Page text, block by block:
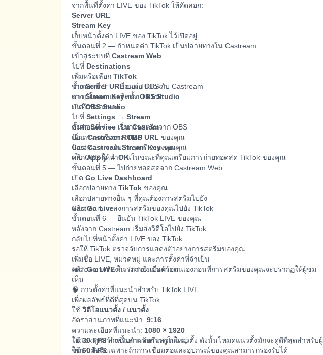
จากพื้นที่ตั้งค่า LIVE ของ TikTok ให้คัดลอก:
Server URL
Stream Key
เก็บหน้าตั้งค่า LIVE ของ TikTok ไว้เปิดอยู่
ขั้นตอนที่ 2 — กำหนดค่า TikTok เป็นปลายทางใน Castream
เข้าสู่ระบบที่ Castream Web
ไปที่ Destinations
เพิ่มหรือเลือก TikTok
วางServer URLของ TikTok
วางStream Keyของ TikTok
บันทึกปลายทาง
ขั้นตอนที่ 3 — เชื่อมต่อ OBS กับ Castream
ดาวน์โหลดและติดตั้งOBS Studio
เปิดOBS Studio
ไปที่ Settings → Stream
ตั้งค่าService เป็นCustom
ป้อนCastream RTMP URL ของคุณ
ป้อนCastream Stream Keyของคุณ
คลิกApply → OK
ขั้นตอนที่ 4 — เริ่มการสตรีมจาก OBS
เริ่มการสตรีมจากOBS
Castream จะรับการสตรีมของคุณ
เก็บ OBS ให้ทำงานในขณะที่คุณเตรียมการถ่ายทอดสด TikTok ของคุณ
ขั้นตอนที่ 5 — ไปถ่ายทอดสดจาก Castream Web
เปิด Go Live Dashboard
เลือกปลายทาง TikTok ของคุณ
เลือกปลายทางอื่น ๆ ที่คุณต้องการสตรีมไปยัง
คลิกGo Live
Castream จะส่งการสตรีมของคุณไปยัง TikTok
ขั้นตอนที่ 6 — ยืนยัน TikTok LIVE ของคุณ
หลังจาก Castream เริ่มส่งวิดีโอไปยัง TikTok:
กลับไปที่หน้าตั้งค่า LIVE ของ TikTok
รอให้ TikTok ตรวจจับการแสดงตัวอย่างการสตรีมของคุณ
เพิ่มชื่อ LIVE, หมวดหมู่ และการตั้งค่าที่จำเป็น
คลิกGo LIVEใน TikTok เมื่อพร้อม
TikTok อาจต้องการการยืนยันด้วยตนเองก่อนที่การสตรีมของคุณจะปรากฏให้ผู้ชม
เห็น
🧠 การตั้งค่าที่แนะนำสำหรับ TikTok LIVE
เพื่อผลลัพธ์ที่ดีที่สุดบน TikTok:
ใช้ วิดีโอแนวตั้ง / แนวตั้ง
อัตราส่วนภาพที่แนะนำ: 9:16
ความละเอียดที่แนะนำ: 1080 × 1920
ใช้30 FPSสำหรับการสตรีมส่วนใหญ่
ใช้60 FPSเฉพาะถ้าการเชื่อมต่อและอุปกรณ์ของคุณสามารถรองรับได้
TikTok ถูกสร้างขึ้นสำหรับการดูในแนวตั้ง ดังนั้นโหมดแนวตั้งมักจะดูดีที่สุดสำหรับผู้
ชมบนมือถือ